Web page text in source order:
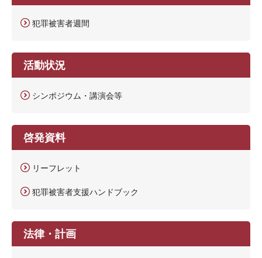
犯罪被害者週間
活動状況
シンポジウム・講演会等
啓発資料
リーフレット
犯罪被害者支援ハンドブック
法律・計画